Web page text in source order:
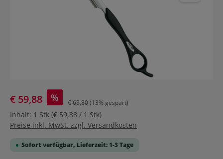
€ 59,88 % € 68,80(13% gespart)
Inhalt: 1 Stk (€ 59,88 / 1 Stk)
Preise inkl. MwSt. zzgl. Versandkosten
Sofort verfügbar, Lieferzeit: 1-3 Tage